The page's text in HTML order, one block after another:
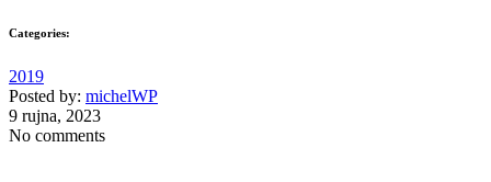
Categories:
2019
Posted by: michelWP
9 rujna, 2023
No comments